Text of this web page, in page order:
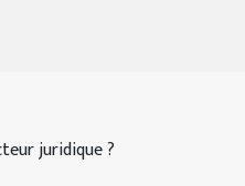
juridique ?